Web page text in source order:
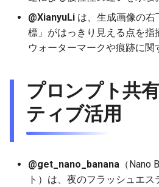
2025-12-01
2025-11-30
2025-11-29
2025-11-28
2025-11-27
2025-11-26
@XianyuLi は、生成画像の右
標」がはっきり見える点を
ウォーターマークや痕跡に関
プロンプト共
ティブ活用
@get_nano_banana （Nano
ト）は、夜のフラッシュエ